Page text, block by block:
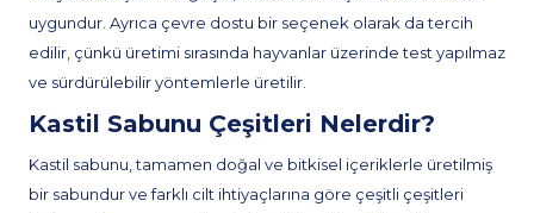
uygundur. Ayrıca çevre dostu bir seçenek olarak da tercih
edilir, çünkü üretimi sırasında hayvanlar üzerinde test yapılmaz
ve sürdürülebilir yöntemlerle üretilir.
Kastil Sabunu Çeşitleri Nelerdir?
Kastil sabunu, tamamen doğal ve bitkisel içeriklerle üretilmiş
bir sabundur ve farklı cilt ihtiyaçlarına göre çeşitli çeşitleri